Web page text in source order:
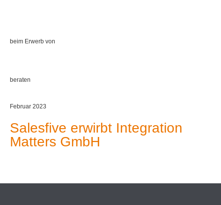
beim Erwerb von
beraten
Februar 2023
Salesfive erwirbt Integration
Matters GmbH